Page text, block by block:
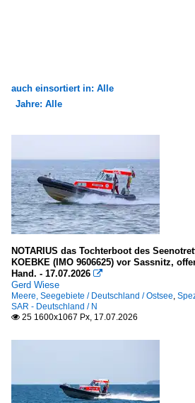
auch einsortiert in: Alle
Deutschland
Ostsee
Seehäfen
Deutschland
Bremerhaven
Sassnitz
Seezeichen, Leuchtfeuer in
Jahre: Alle
2000
2009
2010
2010
2012
2015
2016
2020
NOTARIUS das Tochterboot des
KOEBKE (IMO 9606625) vor Sassnitz,
Hand. - 17.07.2026 
Gerd Wiese
Meere, Seegebiete / Deutschland / Ostsee,
SAR - Deutschland / N
 25 1600x1067 Px, 17.07.2026